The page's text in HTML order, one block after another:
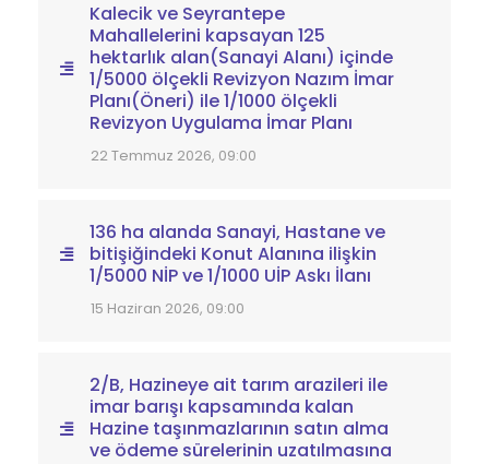
Kalecik ve Seyrantepe
Mahallelerini kapsayan 125
hektarlık alan(Sanayi Alanı) içinde
1/5000 ölçekli Revizyon Nazım İmar
Planı(Öneri) ile 1/1000 ölçekli
Revizyon Uygulama İmar Planı
22 Temmuz 2026, 09:00
136 ha alanda Sanayi, Hastane ve
bitişiğindeki Konut Alanına ilişkin
1/5000 NİP ve 1/1000 UİP Askı İlanı
15 Haziran 2026, 09:00
2/B, Hazineye ait tarım arazileri ile
imar barışı kapsamında kalan
Hazine taşınmazlarının satın alma
ve ödeme sürelerinin uzatılmasına